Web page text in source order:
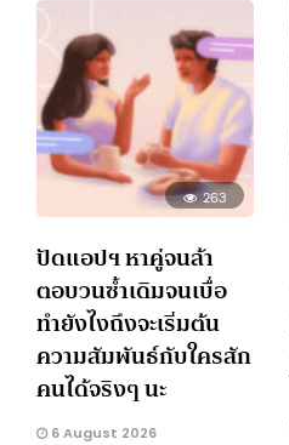
263
ปัดแอปฯ หาคู่จนล้า
ตอบวนซ้ำเดิมจนเบื่อ
ทำยังไงถึงจะเริ่มต้น
ความสัมพันธ์กับใครสัก
คนได้จริงๆ นะ
6 August 2026